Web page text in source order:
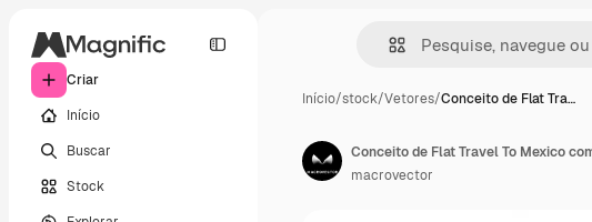
Criar
Início
Buscar
Stock
Início/stock/Vetores/Conceito de Flat Tra…
macrovector